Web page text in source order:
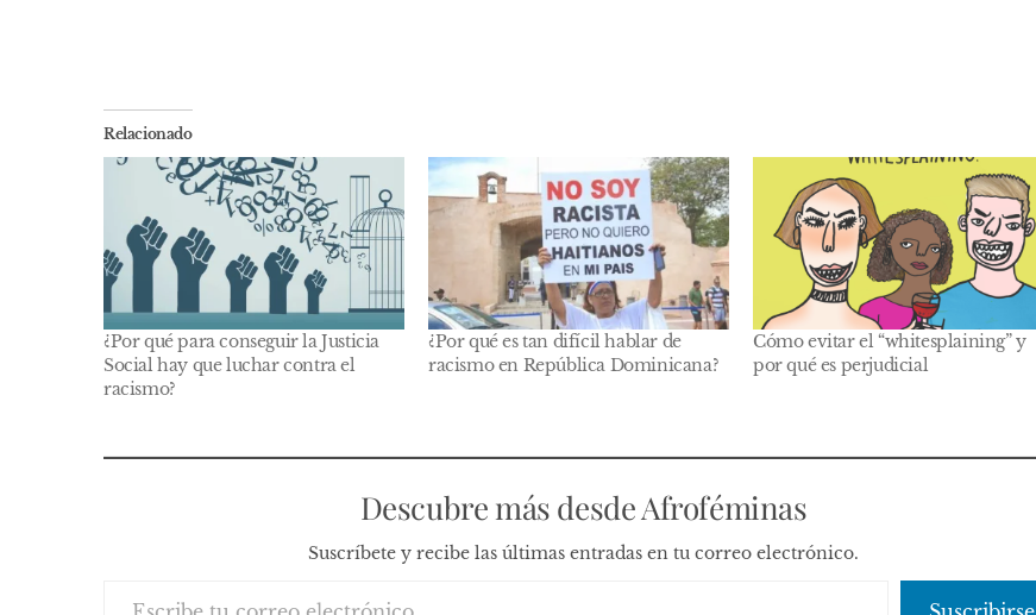
Relacionado
¿Por qué para conseguir la Justicia
Social hay que luchar contra el
racismo?
¿Por qué es tan difícil hablar de
racismo en República Dominicana?
Cómo evitar el “whitesplaining” y
por qué es perjudicial
Descubre más desde Afroféminas
Suscríbete y recibe las últimas entradas en tu correo electrónico.